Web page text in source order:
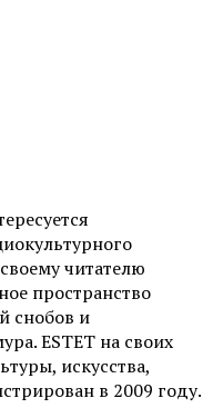
читателю
пространство
снобов и
ESTET на своих
искусства,
в 2009 году.